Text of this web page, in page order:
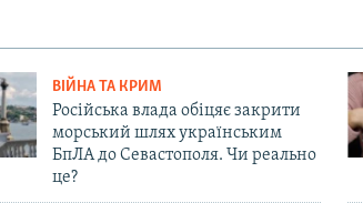
ВІЙНА ТА КРИМ
Російська влада обіцяє закрити
морський шлях українським
БпЛА до Севастополя. Чи реально
це?